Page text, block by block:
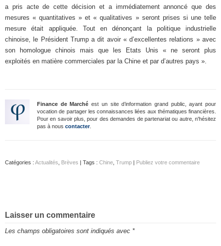
a pris acte de cette décision et a immédiatement annoncé que des
mesures « quantitatives » et « qualitatives » seront prises si une telle
mesure était appliquée. Tout en dénonçant la politique industrielle
chinoise, le Président Trump a dit avoir « d’excellentes relations » avec
son homologue chinois mais que les Etats Unis « ne seront plus
exploités en matière commerciales par la Chine et par d’autres pays ».
Finance de Marché est un site d’information grand public, ayant pour
vocation de partager les connaissances liées aux thématiques financières.
Pour en savoir plus, pour des demandes de partenariat ou autre, n'hésitez
pas à nous contacter.
Catégories : Actualités Brèves | Tags : Chine Trump | Publiez votre commentaire
Laisser un commentaire
Les champs obligatoires sont indiqués avec *